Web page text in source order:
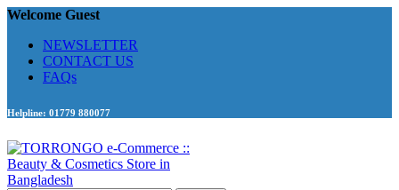
Welcome Guest
NEWSLETTER
CONTACT US
FAQs
Helpline: 01779 880077